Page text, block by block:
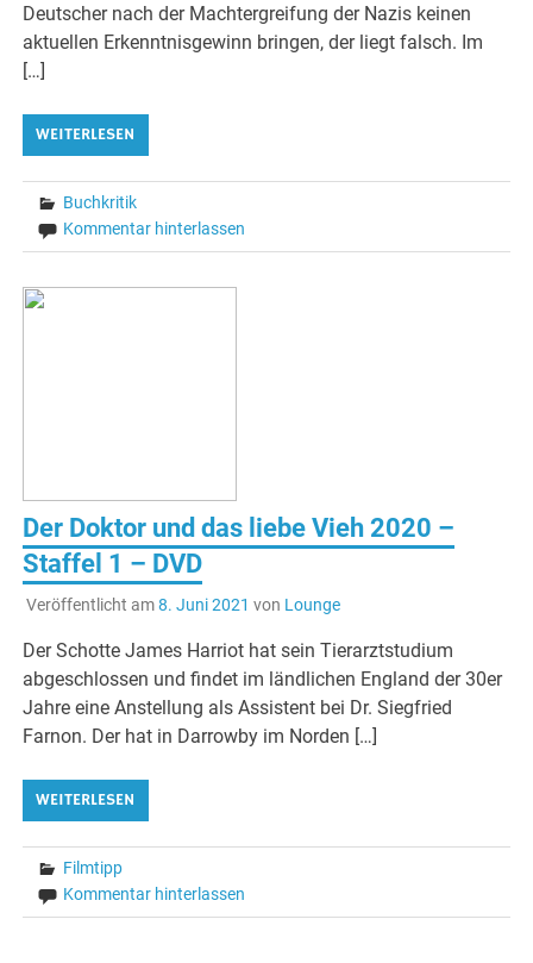
Deutscher nach der Machtergreifung der Nazis keinen
aktuellen Erkenntnisgewinn bringen, der liegt falsch. Im
[…]
WEITERLESEN
Buchkritik
Kommentar hinterlassen
Der Doktor und das liebe Vieh 2020 –
Staffel 1 – DVD
Veröffentlicht am8. Juni 2021 von Lounge
Der Schotte James Harriot hat sein Tierarztstudium
abgeschlossen und findet im ländlichen England der 30er
Jahre eine Anstellung als Assistent bei Dr. Siegfried
Farnon. Der hat in Darrowby im Norden […]
WEITERLESEN
Filmtipp
Kommentar hinterlassen